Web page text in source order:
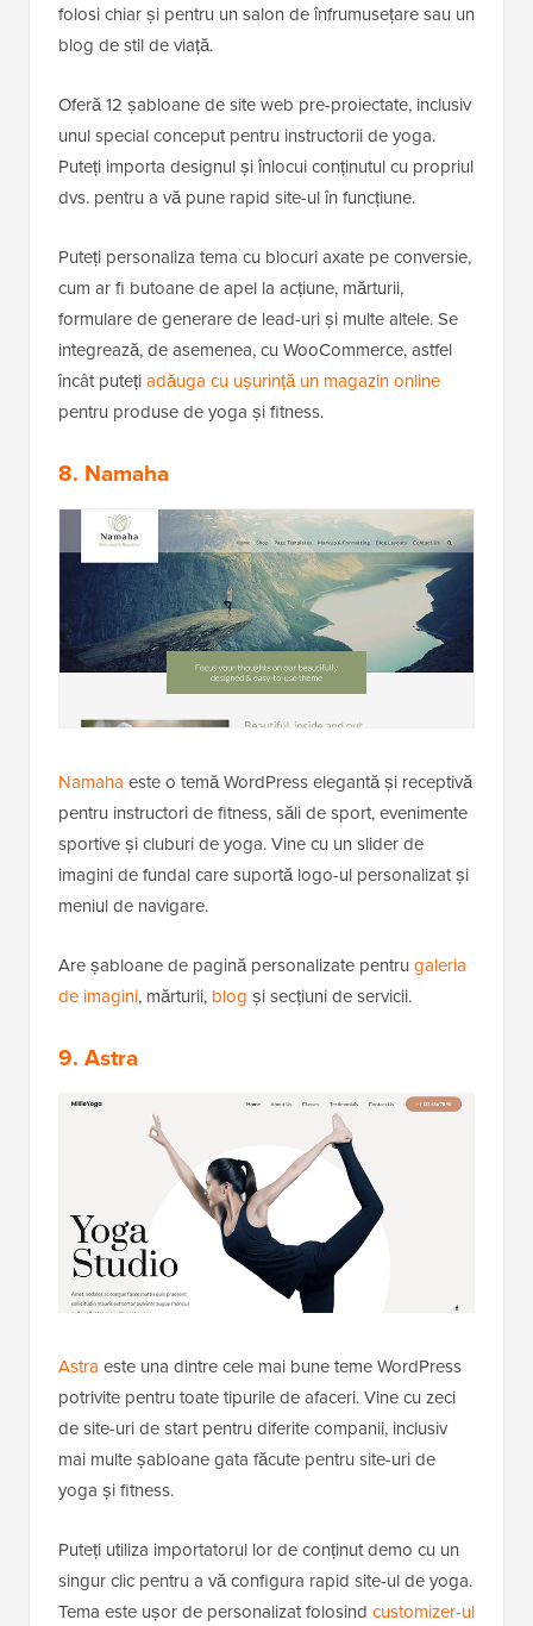
folosi chiar și pentru un salon de înfrumusețare sau un
blog de stil de viață.
Oferă 12 șabloane de site web pre-proiectate, inclusiv
unul special conceput pentru instructorii de yoga.
Puteți importa designul și înlocui conținutul cu propriul
dvs. pentru a vă pune rapid site-ul în funcțiune.
Puteți personaliza tema cu blocuri axate pe conversie,
cum ar fi butoane de apel la acțiune, mărturii,
formulare de generare de lead-uri și multe altele. Se
integrează, de asemenea, cu WooCommerce, astfel
încât putețiadăuga cu ușurință un magazin online
pentru produse de yoga și fitness.
8. Namaha
Namaha este o temă WordPress elegantă și receptivă
pentru instructori de fitness, săli de sport, evenimente
sportive și cluburi de yoga. Vine cu un slider de
imagini de fundal care suportă logo-ul personalizat și
meniul de navigare.
Are șabloane de pagină personalizate pentru galeria
de imagini, mărturii, blog și secțiuni de servicii.
9. Astra
Astra este una dintre cele mai bune teme WordPress
potrivite pentru toate tipurile de afaceri. Vine cu zeci
de site-uri de start pentru diferite companii, inclusiv
mai multe șabloane gata făcute pentru site-uri de
yoga și fitness.
Puteți utiliza importatorul lor de conținut demo cu un
singur clic pentru a vă configura rapid site-ul de yoga.
Tema este ușor de personalizat folosind customizer-ul